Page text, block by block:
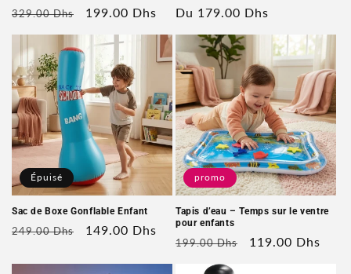
Prix
329.00 Dhs
Prix
199.00 Dhs
Prix
Du 179.00 Dhs
Épuisé
Sac de Boxe Gonflable Enfant
Prix
249.00 Dhs
Prix
149.00 Dhs
promo
Tapis d’eau – Temps sur le ventre
pour enfants
Prix
199.00 Dhs
Prix
119.00 Dhs